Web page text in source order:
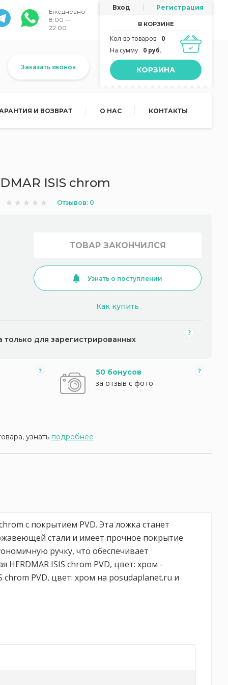
Ежедневно
8:00 —
22:00
Вход Регистрация
В КОРЗИНЕ
Кол-во товаров
0
На сумму
0 руб.
КОРЗИНА
Заказать звонок
И ВОЗВРАТ О НАС КОНТАКТЫ
ISIS chrom
Отзывов: 0
ТОВАР ЗАКОНЧИЛСЯ
Узнать о поступлении
Как купить
только для зарегистрированных
50 бонусов
за отзыв с фото
узнать подробнее
с покрытием PVD. Эта ложка станет
стали и имеет прочное покрытие
ручку, что обеспечивает
ISIS chrom PVD, цвет: хром -
chrom PVD, цвет: хром на posudaplanet.ru и